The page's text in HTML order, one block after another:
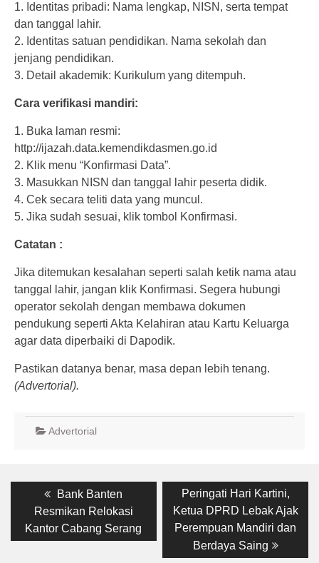
1. Identitas pribadi: Nama lengkap, NISN, serta tempat
dan tanggal lahir.
2. Identitas satuan pendidikan. Nama sekolah dan
jenjang pendidikan.
3. Detail akademik: Kurikulum yang ditempuh.
Cara verifikasi mandiri:
1. Buka laman resmi:
http://ijazah.data.kemendikdasmen.go.id
2. Klik menu “Konfirmasi Data”.
3. Masukkan NISN dan tanggal lahir peserta didik.
4. Cek secara teliti data yang muncul.
5. Jika sudah sesuai, klik tombol Konfirmasi.
Catatan :
Jika ditemukan kesalahan seperti salah ketik nama atau
tanggal lahir, jangan klik Konfirmasi. Segera hubungi
operator sekolah dengan membawa dokumen
pendukung seperti Akta Kelahiran atau Kartu Keluarga
agar data diperbaiki di Dapodik.
Pastikan datanya benar, masa depan lebih tenang.
(Advertorial).
Advertorial
navigation
Previous
post:
Bank Banten
Resmikan Relokasi
Kantor Cabang Serang
Next
post:
Peringati Hari Kartini,
Ketua DPRD Lebak Ajak
Perempuan Mandiri dan
Berdaya Saing